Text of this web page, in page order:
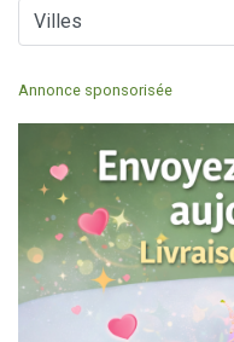
Annonce sponsorisée